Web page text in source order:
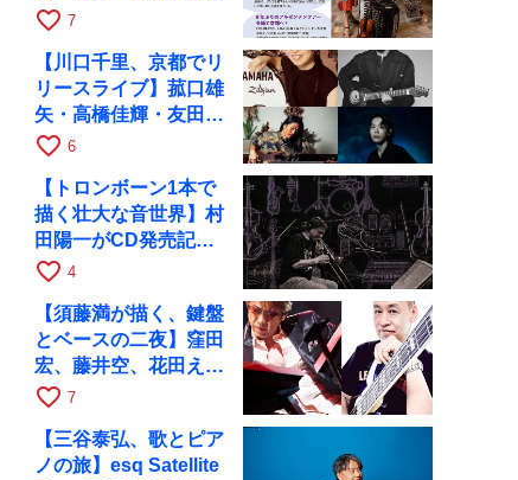
ゴスが10月9日にRAG
favorite_border 7
【川口千里、京都でリ
リースライブ】菰口雄
矢・高橋佳輝・友田ジ
ュンと9月28日にRAG
favorite_border 6
【トロンボーン1本で
描く壮大な音世界】村
田陽一がCD発売記念
ツアーで9月4日に京
favorite_border 4
【須藤満が描く、鍵盤
とベースの二夜】窪田
宏、藤井空、花田えみ
と京都RAGで共演
favorite_border 7
【三谷泰弘、歌とピア
ノの旅】esq Satellite